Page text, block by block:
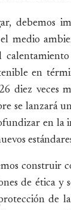
debemos
medio
en
diez veces
se lanzará
en la
construir
de ética y
de